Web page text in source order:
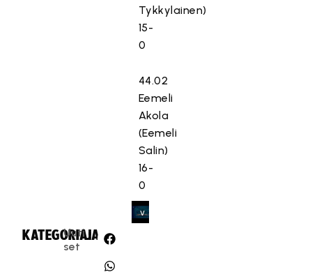
Tykkylainen)
15-
0
44.02
Eemeli
Akola
(Eemeli
Salin)
16-
0
t
,
k
o
s
k
a
s
v
KATEGORIA:
Uuti
set
JAA: